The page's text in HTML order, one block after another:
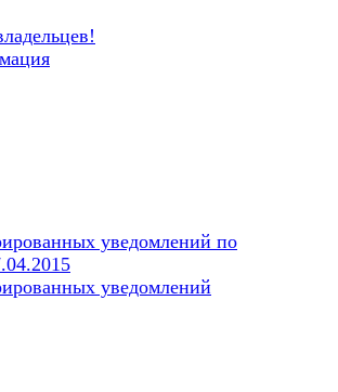
уведомлений по
уведомлений